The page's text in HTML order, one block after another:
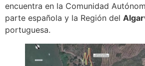
encuentra en la Comunidad
parte española y la Región del
portuguesa.